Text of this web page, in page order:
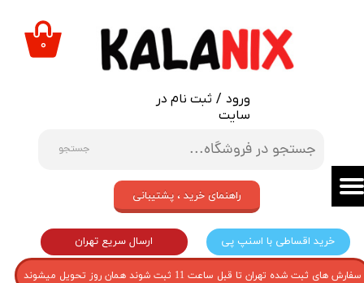
جستجو
ورود / ثبت نام در
سایت
حساب کاربری من
تغییر گذر واژه
خروج از حساب کاربری
۰
خرید اقساطی با اسنپ پی ارسال سریع تهران
راهنمای خرید ، پشتیبانی
سفارش های ثبت شده تهران تا قبل ساعت 11 ثبت شوند همان روز تحویل میشوند